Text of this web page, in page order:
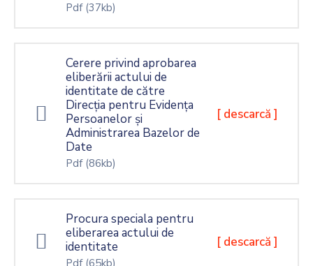
Pdf (37kb)
Cerere privind aprobarea
eliberării actului de
identitate de către
Direcția pentru Evidența
Persoanelor și
Administrarea Bazelor de
Date
Pdf (86kb)
[ descarcă ]
Procura speciala pentru
eliberarea actului de
identitate
Pdf (65kb)
[ descarcă ]